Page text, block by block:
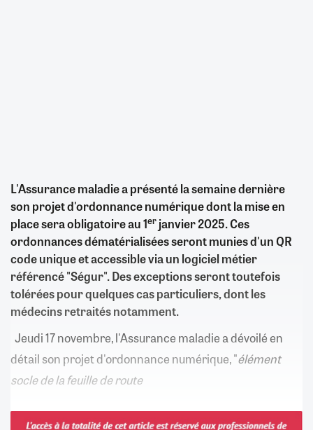
L'Assurance maladie a présenté la semaine dernière
son projet d'ordonnance numérique dont la mise en
place sera obligatoire au 1er janvier 2025. Ces
ordonnances dématérialisées seront munies d'un QR
code unique et accessible via un logiciel métier
référencé "Ségur". Des exceptions seront toutefois
tolérées pour quelques cas particuliers, dont les
médecins retraités notamment.
Jeudi 17 novembre, l'Assurance maladie a dévoilé en
détail son projet d'ordonnance numérique, "élément
socle de la feuille de route